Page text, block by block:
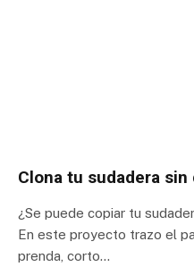
Clona tu sudadera
¿Se puede copiar tu
En este proyecto trazo el
prenda, corto…